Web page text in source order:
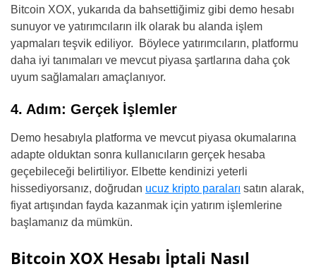
Bitcoin XOX, yukarıda da bahsettiğimiz gibi demo hesabı
sunuyor ve yatırımcıların ilk olarak bu alanda işlem
yapmaları teşvik ediliyor. Böylece yatırımcıların, platformu
daha iyi tanımaları ve mevcut piyasa şartlarına daha çok
uyum sağlamaları amaçlanıyor.
4. Adım: Gerçek İşlemler
Demo hesabıyla platforma ve mevcut piyasa okumalarına
adapte olduktan sonra kullanıcıların gerçek hesaba
geçebileceği belirtiliyor. Elbette kendinizi yeterli
hissediyorsanız, doğrudan ucuz kripto paraları satın alarak,
fiyat artışından fayda kazanmak için yatırım işlemlerine
başlamanız da mümkün.
Bitcoin XOX Hesabı İptali Nasıl